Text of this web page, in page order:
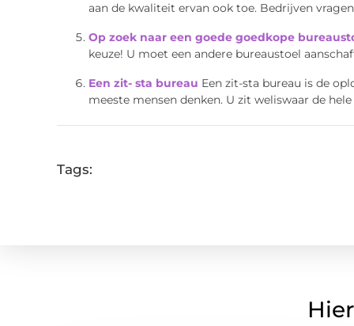
aan de kwaliteit ervan ook toe. Bedrijven
Op zoek naar een goede goedkope
keuze! U moet een andere bureaustoel
Een zit- sta bureau Een zit-sta bureau is de
meeste mensen denken. U zit weliswaar de
Tags: